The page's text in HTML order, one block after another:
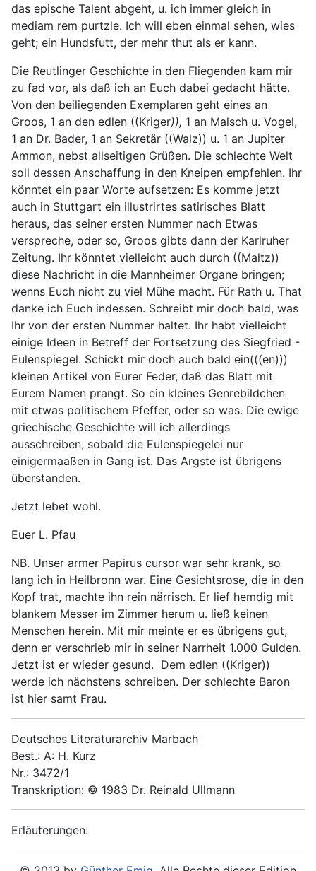
das epische Talent abgeht, u. ich immer gleich in
mediam rem purtzle. Ich will eben einmal sehen, wies
geht; ein Hundsfutt, der mehr thut als er kann.
Die Reutlinger Geschichte in den Fliegenden kam mir
zu fad vor, als daß ich an Euch dabei gedacht hätte.
Von den beiliegenden Exemplaren geht eines an
Groos, 1 an den edlen ((Kriger)), 1 an Malsch u. Vogel,
1 an Dr. Bader, 1 an Sekretär ((Walz)) u. 1 an Jupiter
Ammon, nebst allseitigen Grüßen. Die schlechte Welt
soll dessen Anschaffung in den Kneipen empfehlen. Ihr
könntet ein paar Worte aufsetzen: Es komme jetzt
auch in Stuttgart ein illustrirtes satirisches Blatt
heraus, das seiner ersten Nummer nach Etwas
verspreche, oder so, Groos gibts dann der Karlruher
Zeitung. Ihr könntet vielleicht auch durch ((Maltz))
diese Nachricht in die Mannheimer Organe bringen;
wenns Euch nicht zu viel Mühe macht. Für Rath u. That
danke ich Euch indessen. Schreibt mir doch bald, was
Ihr von der ersten Nummer haltet. Ihr habt vielleicht
einige Ideen in Betreff der Fortsetzung des Siegfried -
Eulenspiegel. Schickt mir doch auch bald ein(((en)))
kleinen Artikel von Eurer Feder, daß das Blatt mit
Eurem Namen prangt. So ein kleines Genrebildchen
mit etwas politischem Pfeffer, oder so was. Die ewige
griechische Geschichte will ich allerdings
ausschreiben, sobald die Eulenspiegelei nur
einigermaaßen in Gang ist. Das Argste ist übrigens
überstanden.
Jetzt lebet wohl.
Euer L. Pfau
NB. Unser armer Papirus cursor war sehr krank, so
lang ich in Heilbronn war. Eine Gesichtsrose, die in den
Kopf trat, machte ihn rein närrisch. Er lief hemdig mit
blankem Messer im Zimmer herum u. ließ keinen
Menschen herein. Mit mir meinte er es übrigens gut,
denn er verschrieb mir in seiner Narrheit 1.000 Gulden.
Jetzt ist er wieder gesund. Dem edlen ((Kriger))
werde ich nächstens schreiben. Der schlechte Baron
ist hier samt Frau.
Deutsches Literaturarchiv Marbach
Best.: A: H. Kurz
Nr.: 3472/1
Transkription: © 1983 Dr. Reinald Ullmann
Erläuterungen: